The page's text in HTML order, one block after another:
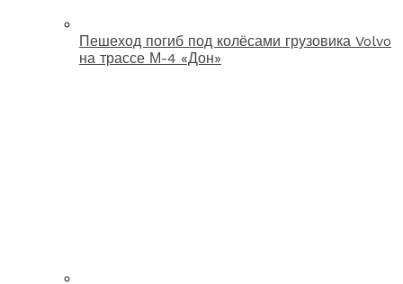
Пешеход погиб под колёсами грузовика Volvo
на трассе М-4 «Дон»